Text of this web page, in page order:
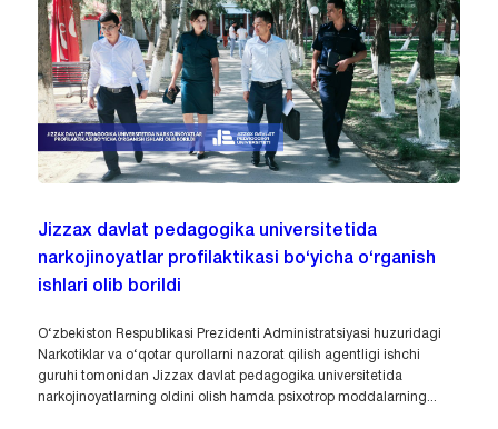
Jizzax davlat pedagogika universitetida
narkojinoyatlar profilaktikasi bo‘yicha o‘rganish
ishlari olib borildi
O‘zbekiston Respublikasi Prezidenti Administratsiyasi huzuridagi
Narkotiklar va o‘qotar qurollarni nazorat qilish agentligi ishchi
guruhi tomonidan Jizzax davlat pedagogika universitetida
narkojinoyatlarning oldini olish hamda psixotrop moddalarning...